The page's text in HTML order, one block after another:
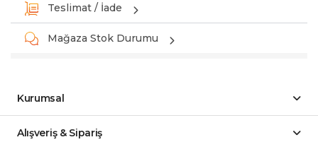
Teslimat / İade
Mağaza Stok Durumu
Kurumsal
Alışveriş & Sipariş